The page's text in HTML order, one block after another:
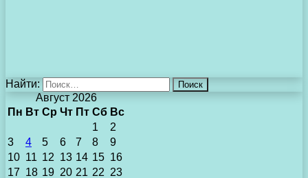
Найти:
Август 2026
Пн Вт Ср Чт Пт Сб Вс
1
2
3
4 5 6 7 8
9
10 11 12 13 14 15 16
17 18 19 20 21 22 23